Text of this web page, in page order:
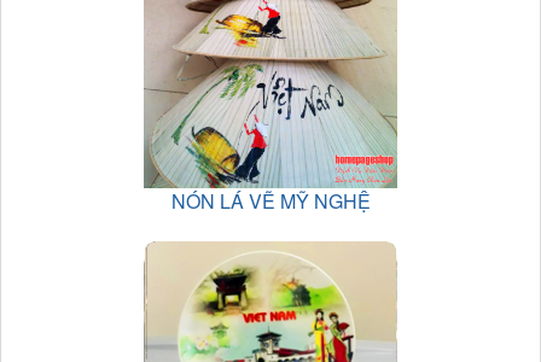
NÓN LÁ VẼ MỸ NGHỆ